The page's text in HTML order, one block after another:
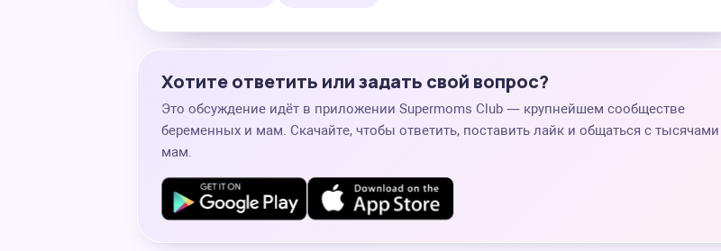
Хотите ответить или задать свой вопрос?
Это обсуждение идёт в приложении Supermoms Club — крупнейшем сообществе
беременных и мам. Скачайте, чтобы ответить, поставить лайк и общаться с тысячами
мам.